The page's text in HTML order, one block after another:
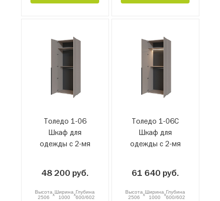
Толедо 1-06
Шкаф для
одежды с 2-мя
48 200 руб.
Высота
2506
xШирина
1000
xГлубина
600/602
Толедо 1-06С
Шкаф для
одежды с 2-мя
61 640 руб.
Высота
2506
xШирина
1000
xГлубина
600/602